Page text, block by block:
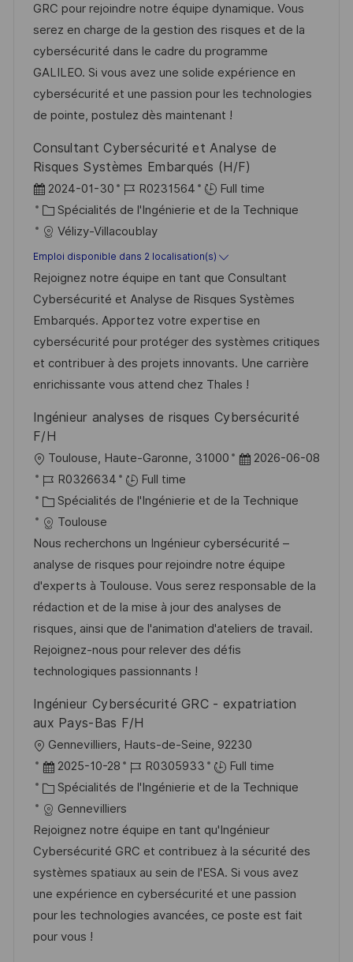
i
s
a
t
i
o
d
’
a
f
f
i
h
g
r
e
n
c
e
d
p
é
g
o
r
i
e
GRC pour rejoindre notre équipe dynamique. Vous
serez en charge de la gestion des risques et de la
cybersécurité dans le cadre du programme
GALILEO. Si vous avez une solide expérience en
cybersécurité et une passion pour les technologies
de pointe, postulez dès maintenant !
Consultant Cybersécurité et Analyse de
Risques Systèmes Embarqués (H/F)
D
a
t
e
d
’
a
f
f
i
h
a
g
2024-01-30
R
é
f
é
r
e
n
c
e
d
p
s
t
e
R0231564
Full time
C
a
t
é
g
o
r
i
e
Spécialités de l'Ingénierie et de la Technique
Vélizy-Villacoublay
Emploi disponible dans 2 localisation(s)
Rejoignez notre équipe en tant que Consultant
Cybersécurité et Analyse de Risques Systèmes
Embarqués. Apportez votre expertise en
cybersécurité pour protéger des systèmes critiques
et contribuer à des projets innovants. Une carrière
enrichissante vous attend chez Thales !
Ingénieur analyses de risques Cybersécurité
F/H
o
c
a
l
i
s
a
t
i
o
Toulouse, Haute-Garonne, 31000
D
t
d
’
a
f
f
i
a
2026-06-08
R
é
f
é
r
e
n
c
e
d
p
t
R0326634
Full time
C
a
t
é
g
o
r
i
e
Spécialités de l'Ingénierie et de la Technique
Toulouse
Nous recherchons un Ingénieur cybersécurité –
analyse de risques pour rejoindre notre équipe
d'experts à Toulouse. Vous serez responsable de la
rédaction et de la mise à jour des analyses de
risques, ainsi que de l'animation d'ateliers de travail.
Rejoignez-nous pour relever des défis
technologiques passionnants !
Ingénieur Cybersécurité GRC - expatriation
aux Pays-Bas F/H
o
c
a
l
i
s
a
t
i
Gennevilliers, Hauts-de-Seine, 92230
D
a
t
e
d
’
a
f
f
2025-10-28
R
é
é
r
e
n
c
R0305933
Full time
C
a
t
é
g
o
r
i
Spécialités de l'Ingénierie et de la Technique
Gennevilliers
Rejoignez notre équipe en tant qu'Ingénieur
Cybersécurité GRC et contribuez à la sécurité des
systèmes spatiaux au sein de l'ESA. Si vous avez
une expérience en cybersécurité et une passion
pour les technologies avancées, ce poste est fait
pour vous !